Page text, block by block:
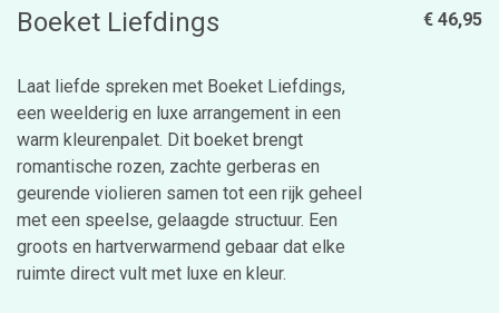
Boeket Liefdings
Laat liefde spreken met Boeket Liefdings,
een weelderig en luxe arrangement in een
warm kleurenpalet. Dit boeket brengt
romantische rozen, zachte gerberas en
geurende violieren samen tot een rijk geheel
met een speelse, gelaagde structuur. Een
groots en hartverwarmend gebaar dat elke
ruimte direct vult met luxe en kleur.
€ 46,95